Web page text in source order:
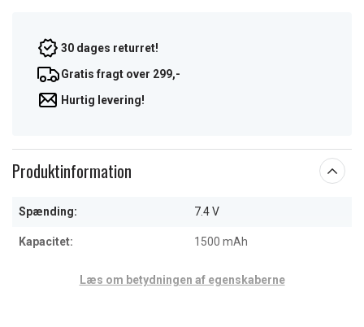
30 dages returret!
Gratis fragt over 299,-
Hurtig levering!
Produktinformation
Spænding: 7.4 V
Kapacitet: 1500 mAh
Læs om betydningen af egenskaberne